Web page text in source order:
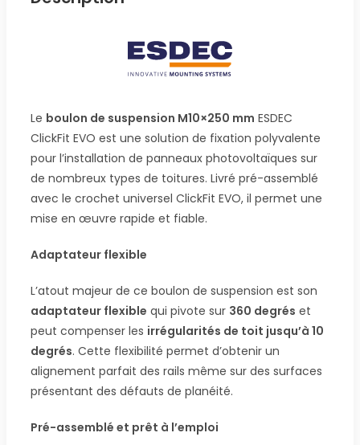
Le boulon de suspension M10×250 mm ESDEC
ClickFit EVO est une solution de fixation polyvalente
pour l’installation de panneaux photovoltaïques sur
de nombreux types de toitures. Livré pré-assemblé
avec le crochet universel ClickFit EVO, il permet une
mise en œuvre rapide et fiable.
Adaptateur flexible
L’atout majeur de ce boulon de suspension est son
adaptateur flexible qui pivote sur 360 degrés et
peut compenser les irrégularités de toit jusqu’à 10
degrés. Cette flexibilité permet d’obtenir un
alignement parfait des rails même sur des surfaces
présentant des défauts de planéité.
Pré-assemblé et prêt à l’emploi